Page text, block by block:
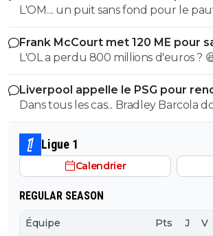
L'OM.... un puit sans fond pour le
Frank McCourt met 120 ME pour
L'OL a perdu 800 millions d'euros ? 😆🤣😂
milliard tant que tu y es ! ^^
Liverpool appelle le PSG pour
Dans tous les cas... Bradley Barcola
qui est vraiment compréhensible
le PSG a traiter Kylian Mbappé
PSG.
Ligue 1
Calendrier
REGULAR SEASON
Équipe Pts J V